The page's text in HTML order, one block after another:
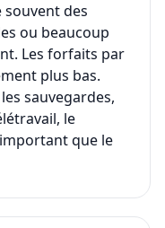
souvent des
ou beaucoup
Les forfaits par
plus bas.
sauvegardes,
le
que le